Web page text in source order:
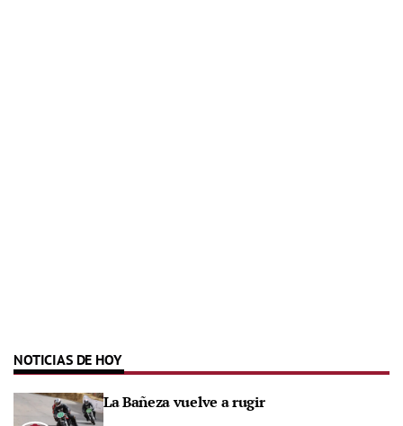
NOTICIAS DE HOY
La Bañeza vuelve a rugir